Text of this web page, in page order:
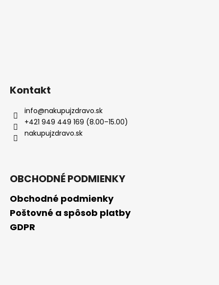
Kontakt
info@nakupujzdravo.sk
+421 949 449 169 (8.00–15.00)
nakupujzdravo.sk
OBCHODNÉ PODMIENKY
Obchodné podmienky
Poštovné a spôsob platby
GDPR